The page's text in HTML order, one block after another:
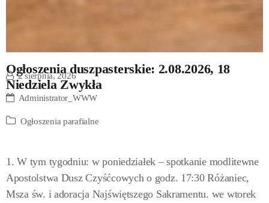
Ogłoszenia duszpasterskie: 2.08.2026, 18
Niedziela Zwykła
2 sierpnia, 2026
Administrator_WWW
Ogłoszenia parafialne
1. W tym tygodniu: w poniedziałek – spotkanie modlitewne
Apostolstwa Dusz Czyśćcowych o godz. 17:30 Różaniec,
Msza św. i adoracja Najświętszego Sakramentu. we wtorek